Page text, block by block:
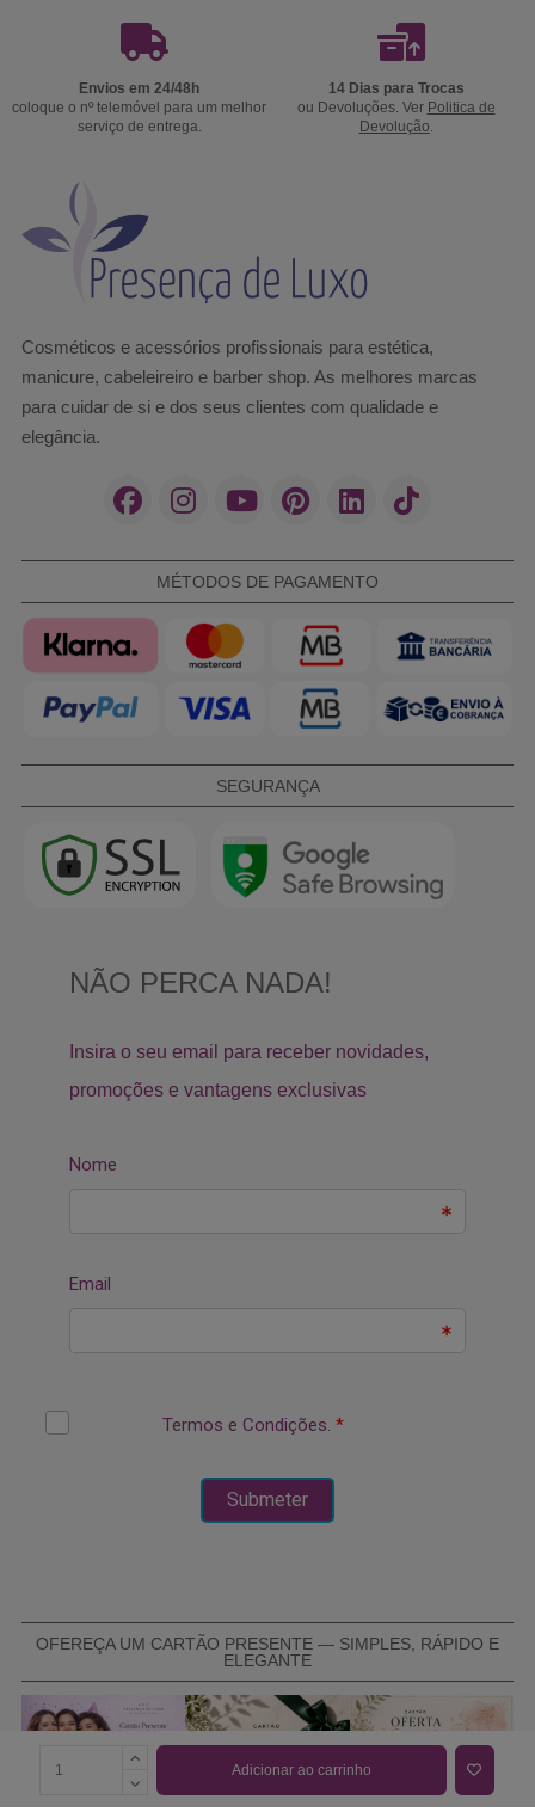
Adicionar ao carrinho
Envios em 24/48h
coloque o nº telemóvel para um melhor
serviço de entrega.
14 Dias para Trocas
ou Devoluções. Ver Politica de
Devolução
Cosméticos e acessórios profissionais para estética,
manicure, cabeleireiro e barber shop. As melhores marcas
para cuidar de si e dos seus clientes com qualidade e
elegância.
MÉTODOS DE PAGAMENTO
SEGURANÇA
OFEREÇA UM CARTÃO PRESENTE — SIMPLES, RÁPIDO E
ELEGANTE